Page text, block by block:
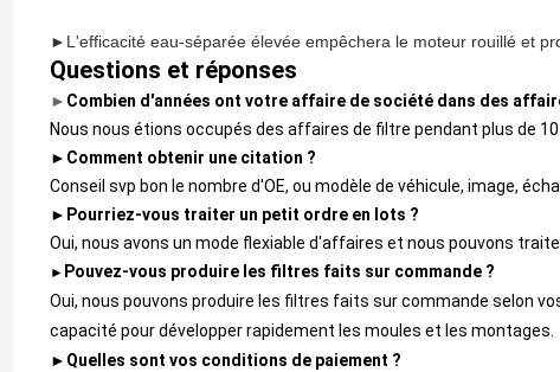
►L'efficacité eau-séparée élevée empêchera le moteur rouillé et
Questions et réponses
► Combien d'années ont votre affaire de société dans des
Nous nous étions occupés des affaires de filtre pendant plus de
► Comment obtenir une citation ?
Conseil svp bon le nombre d'OE, ou modèle de véhicule, image,
► Pourriez-vous traiter un petit ordre en lots ?
Oui, nous avons un mode flexiable d'affaires et nous pouvons
► Pouvez-vous produire les filtres faits sur commande ?
Oui, nous pouvons produire les filtres faits sur commande selon
capacité pour développer rapidement les moules et les montages.
► Quelles sont vos conditions de paiement ?